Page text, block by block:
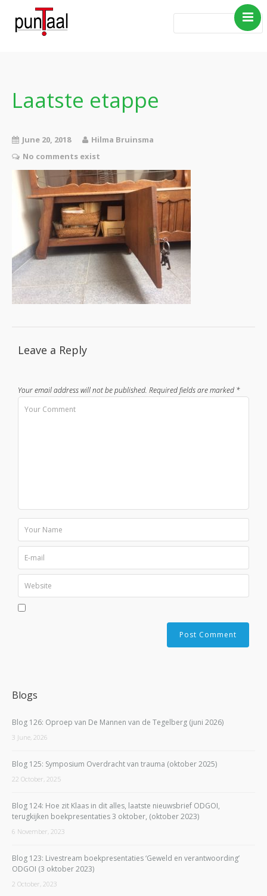
Boeken
Gedichten
Contact
Laatste etappe
June 20, 2018
Hilma Bruinsma
No comments exist
Leave a Reply
Your email address will not be published. Required fields are marked *
Blogs
Blog 126: Oproep van De Mannen van de Tegelberg (juni 2026)
3 June, 2026
Blog 125: Symposium Overdracht van trauma (oktober 2025)
22 October, 2025
Blog 124: Hoe zit Klaas in dit alles, laatste nieuwsbrief ODGOI,
terugkijken boekpresentaties 3 oktober, (oktober 2023)
6 November, 2023
Blog 123: Livestream boekpresentaties ‘Geweld en verantwoording’
ODGOI (3 oktober 2023)
2 October, 2023